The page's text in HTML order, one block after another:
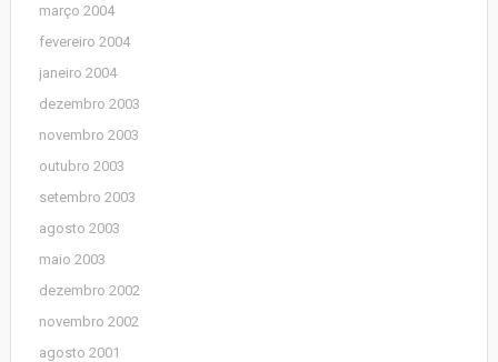
março 2004
fevereiro 2004
janeiro 2004
dezembro 2003
novembro 2003
outubro 2003
setembro 2003
agosto 2003
maio 2003
dezembro 2002
novembro 2002
agosto 2001